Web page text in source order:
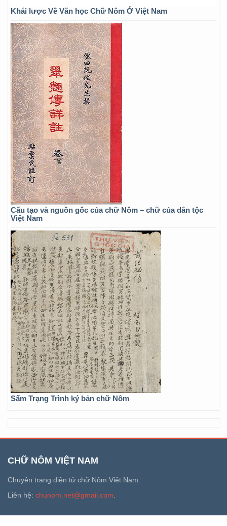
Khái lược Về Văn học Chữ Nôm Ở Việt Nam
Cấu tạo và nguồn gốc của chữ Nôm – chữ của dân tộc
Việt Nam
Sấm Trạng Trình ký bản chữ Nôm
CHỮ NÔM VIỆT NAM
Chuyên trang điện tử chữ Nôm Việt Nam.
Liên hệ: chunom.net@gmail.com